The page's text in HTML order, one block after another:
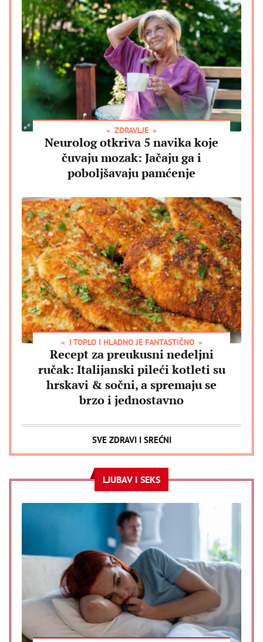
ZDRAVLJE
Neurolog otkriva 5 navika koje
čuvaju mozak: Jačaju ga i
poboljšavaju pamćenje
I TOPLO I HLADNO JE FANTASTIČNO
Recept za preukusni nedeljni
ručak: Italijanski pileći kotleti su
hrskavi & sočni, a spremaju se
brzo i jednostavno
SVE ZDRAVI I SREĆNI
LJUBAV I SEKS